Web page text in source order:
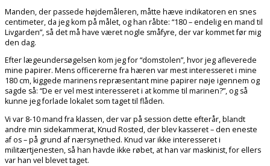
Manden, der passede højdemåleren, måtte hæve indikatoren en snes
centimeter, da jeg kom på målet, og han råbte: “180 – endelig en mand til
Livgarden”, så det må have været nogle småfyre, der var kommet før mig
den dag.
Efter lægeundersøgelsen kom jeg for “domstolen”, hvor jeg afleverede
mine papirer. Mens officererne fra hæren var mest interesseret i mine
180 cm, kiggede marinens repræsentant mine papirer nøje igennem og
sagde så: “De er vel mest interesseret i at komme til marinen?”, og så
kunne jeg forlade lokalet som taget til flåden.
Vi var 8-10 mand fra klassen, der var på session dette efterår, blandt
andre min sidekammerat, Knud Rosted, der blev kasseret – den eneste
af os – på grund af nærsynethed. Knud var ikke interesseret i
militærtjenesten, så han havde ikke røbet, at han var maskinist, for ellers
var han vel blevet taget.